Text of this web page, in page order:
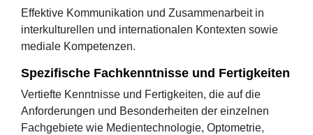
Effektive Kommunikation und Zusammenarbeit in
interkulturellen und internationalen Kontexten sowie
mediale Kompetenzen.
Spezifische Fachkenntnisse und Fertigkeiten
Vertiefte Kenntnisse und Fertigkeiten, die auf die
Anforderungen und Besonderheiten der einzelnen
Fachgebiete wie Medientechnologie, Optometrie,